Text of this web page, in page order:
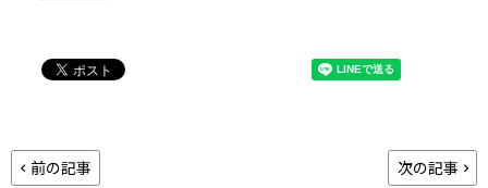
前の記事 次の記事